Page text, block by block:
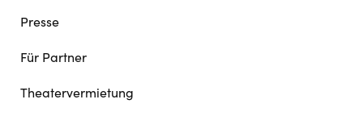
Presse
Für Partner
Theatervermietung